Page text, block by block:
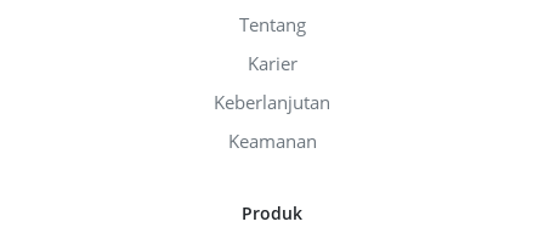
Tentang
Karier
Keberlanjutan
Keamanan
Produk